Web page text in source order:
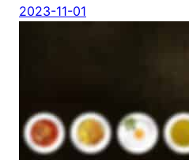
2023-11-01